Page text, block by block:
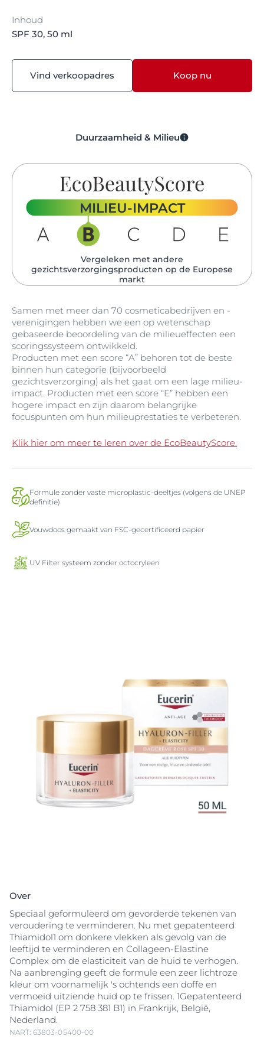
Inhoud
SPF 30, 50 ml
Vind verkoopadres Koop nu
Duurzaamheid & Milieu
MILIEU-IMPACT
Vergeleken met andere
gezichtsverzorgingsproducten op de Europese
markt
Samen met meer dan 70 cosmeticabedrijven en -
verenigingen hebben we een op wetenschap
gebaseerde beoordeling van de milieueffecten een
scoringssysteem ontwikkeld.
Producten met een score “A” behoren tot de beste
binnen hun categorie (bijvoorbeeld
gezichtsverzorging) als het gaat om een lage milieu-
impact. Producten met een score “E” hebben een
hogere impact en zijn daarom belangrijke
focuspunten om hun milieuprestaties te verbeteren.
Klik hier om meer te leren over de EcoBeautyScore.
Formule zonder vaste microplastic-deeltjes (volgens de UNEP
definitie)
Vouwdoos gemaakt van FSC-gecertificeerd papier
UV Filter systeem zonder octocryleen
Over
Speciaal geformuleerd om gevorderde tekenen van
veroudering te verminderen. Nu met gepatenteerd
Thiamidol1 om donkere vlekken als gevolg van de
leeftijd te verminderen en Collageen-Elastine
Complex om de elasticiteit van de huid te verhogen.
Na aanbrenging geeft de formule een zeer lichtroze
kleur om voornamelijk 's ochtends een doffe en
vermoeid uitziende huid op te frissen. 1Gepatenteerd
Thiamidol (EP 2 758 381 B1) in Frankrijk, België,
Nederland.
NART: 63803-05400-00